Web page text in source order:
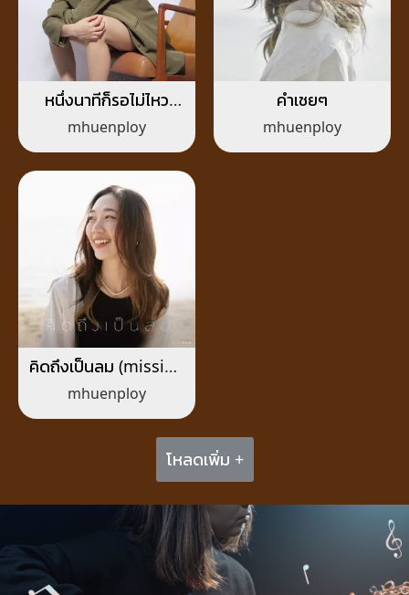
หนึ่งนาทีก็รอไม่ไหว
(sun&flower)
mhuenploy
คำเชยๆ
mhuenploy
คิดถึงเป็นลม (missing
whale)
mhuenploy
โหลดเพิ่ม +